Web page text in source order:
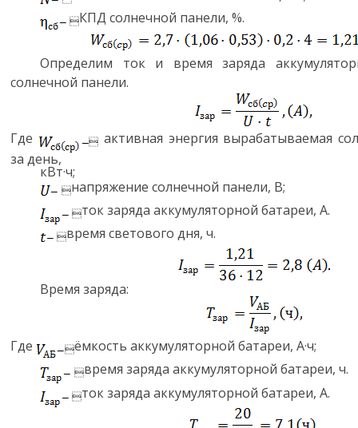
КПД солнечной панели, %.
Определим ток и время заряда
солнечной панели.
Где активная энергия вырабатываемая
за день,
кВт·ч;
напряжение солнечной панели, В;
ток заряда аккумуляторной батареи, А.
время светового дня, ч.
Время заряда:
Где ёмкость аккумуляторной батареи, А·ч;
время заряда аккумуляторной батареи, ч.
ток заряда аккумуляторной батареи, А.